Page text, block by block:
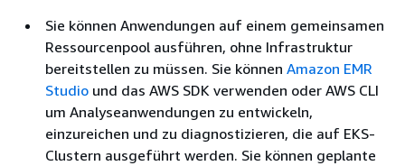
Sie können Anwendungen auf einem gemeinsamen
Ressourcenpool ausführen, ohne Infrastruktur
bereitstellen zu müssen. Sie können Amazon EMR
Studio und das AWS SDK verwenden oder AWS CLI
um Analyseanwendungen zu entwickeln,
einzureichen und zu diagnostizieren, die auf EKS-
Clustern ausgeführt werden. Sie können geplante